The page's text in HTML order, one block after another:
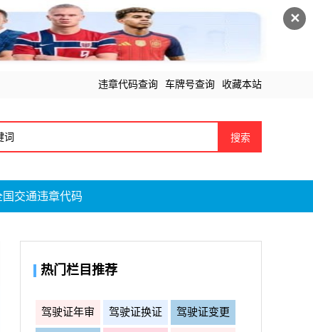
✕
违章代码查询 车牌号查询 收藏本站
搜索
国交通违章代码
热门栏目推荐
驾驶证年审 驾驶证换证 驾驶证变更